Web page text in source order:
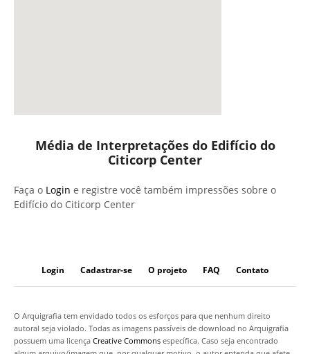
Média de Interpretações do Edifício do
Citicorp Center
Faça o Login e registre você também impressões sobre o
Edifício do Citicorp Center
Login Cadastrar-se O projeto FAQ Contato
O Arquigrafia tem envidado todos os esforços para que nenhum direito
autoral seja violado. Todas as imagens passíveis de download no Arquigrafia
possuem uma licença Creative Commons específica. Caso seja encontrado